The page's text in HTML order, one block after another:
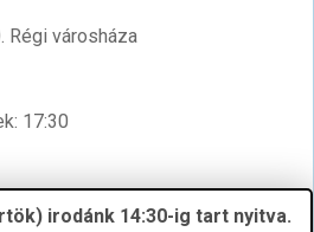
Régi városháza
17:30
irodánk 14:30-ig tart nyitva.